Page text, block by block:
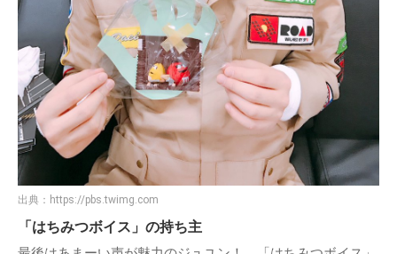
出典： https://pbs.twimg.com
「はちみつボイス」の持ち主